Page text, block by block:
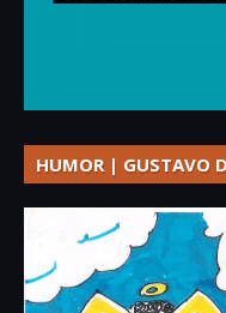
HUMOR | GUSTAVO